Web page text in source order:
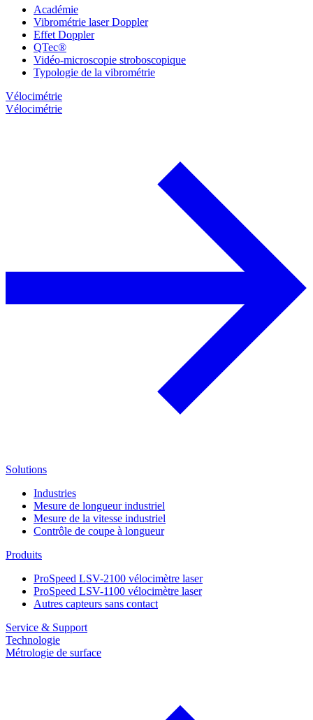
Académie
Vibrométrie laser Doppler
Effet Doppler
QTec®
Vidéo-microscopie stroboscopique
Typologie de la vibrométrie
Vélocimétrie
Vélocimétrie
Solutions
Industries
Mesure de longueur industriel
Mesure de la vitesse industriel
Contrôle de coupe à longueur
Produits
ProSpeed LSV-2100 vélocimètre laser
ProSpeed LSV-1100 vélocimètre laser
Autres capteurs sans contact
Service & Support
Technologie
Métrologie de surface